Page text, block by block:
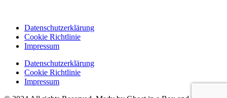
Datenschutzerklärung
Cookie Richtlinie
Impressum
Datenschutzerklärung
Cookie Richtlinie
Impressum